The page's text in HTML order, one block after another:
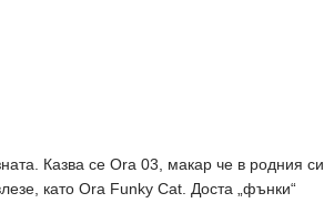
Казва се Ora 03, макар че в родния си
като Ora Funky Cat. Доста „фънки“